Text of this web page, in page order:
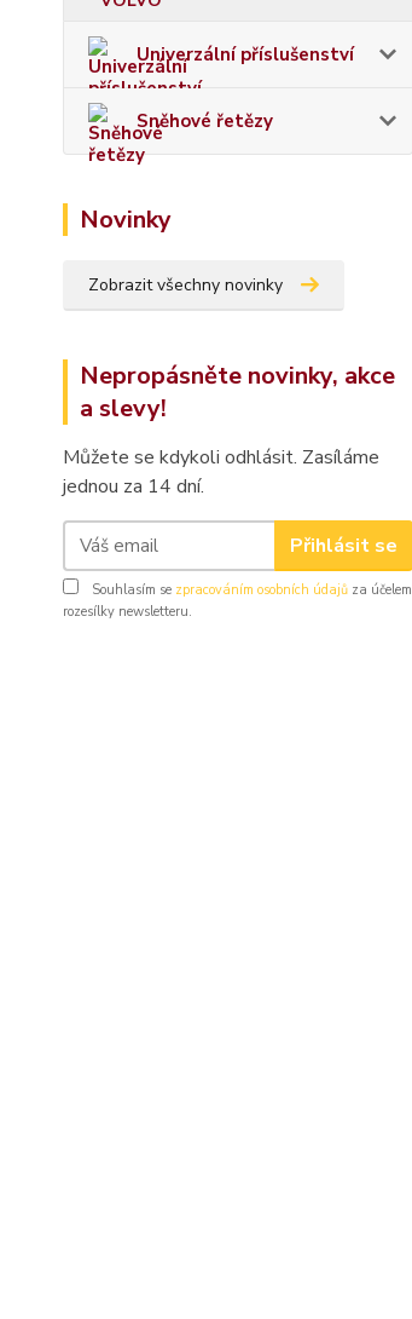
Univerzální příslušenství
Sněhové řetězy
Novinky
Zobrazit všechny novinky
Nepropásněte novinky, akce
a slevy!
Můžete se kdykoli odhlásit. Zasíláme
jednou za 14 dní.
Přihlásit se
Souhlasím se zpracováním osobních údajů za účelem
rozesílky newsletteru.